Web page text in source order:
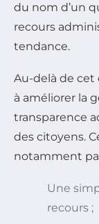
du nom d’un
recours
tendance.
Au-delà de cet
à améliorer la
transparence
des citoyens.
notamment
Une
recours ;